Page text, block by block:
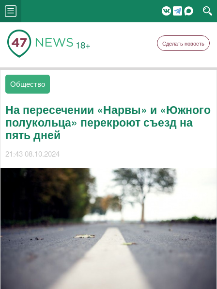
18+ Сделать новость
Общество
На пересечении «Нарвы» и «Южного
полукольца» перекроют съезд на
пять дней
21:43 08.10.2024